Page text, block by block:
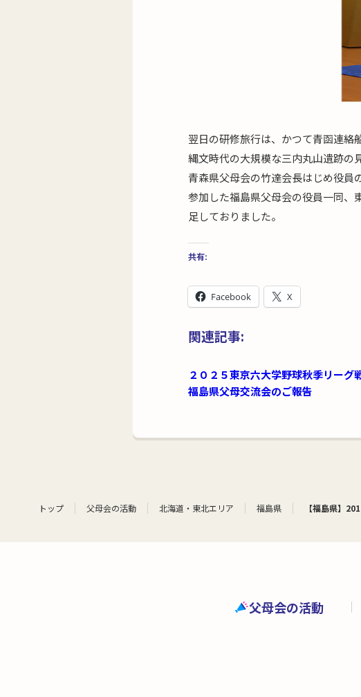
翌日の研修旅行は、かつて青函連絡
縄文時代の大規模な三内丸山遺跡の
青森県父母会の竹達会長はじめ役員
参加した福島県父母会の役員一同、
足しておりました。
共有:
Facebook X
関連記事:
２０２５東京六大学野球秋季リーグ
福島県父母交流会のご報告
トップ 父母会の活動 北海道・東北エリア 福島県 【福島県】
父母会の活動